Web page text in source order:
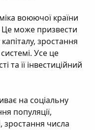
воюючої країни
Це може призвести
зростання
системі. Усе це
та її інвестиційний
на соціальну
популяції,
зростання числа